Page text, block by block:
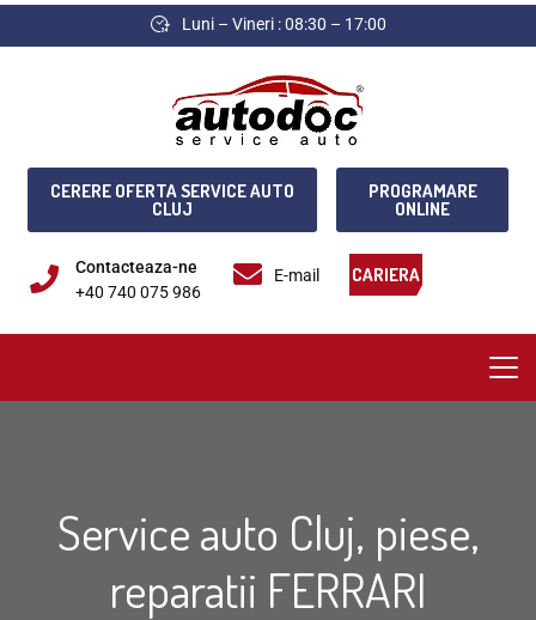
Luni – Vineri : 08:30 – 17:00
CERERE OFERTA SERVICE AUTO
CLUJ
PROGRAMARE
ONLINE
Contacteaza-ne
+40 740 075 986
E-mail CARIERA
Service auto Cluj, piese,
reparatii FERRARI